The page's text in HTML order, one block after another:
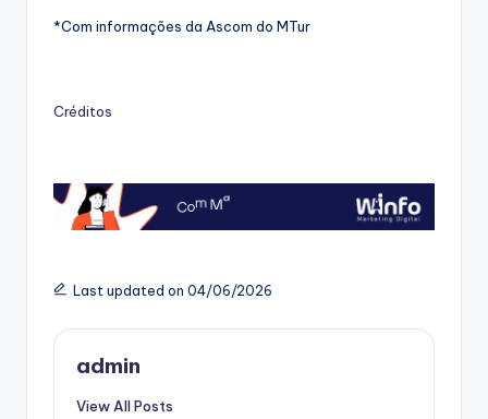
*Com informações da Ascom do MTur
Créditos
Last updated on 04/06/2026
admin
View All Posts